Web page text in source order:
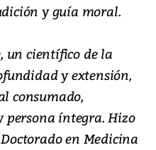
y guía moral.
un científico de la
y extensión,
consumado,
íntegra. Hizo
en Medicina